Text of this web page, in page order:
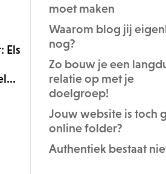
Els
moet maken
Waarom blog jij
nog?
Zo bouw je een
relatie op met je
doelgroep!
Jouw website is toch
online folder?
Authentiek bestaat